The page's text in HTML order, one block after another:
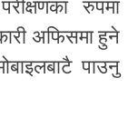
रुपमा
अफिसमा हुने
पाउनु